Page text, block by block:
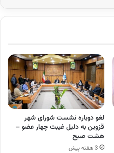
لغو دوباره نشست شورای شهر
قزوین به دلیل غیبت چهار عضو –
هشت صبح
3 هفته پیش